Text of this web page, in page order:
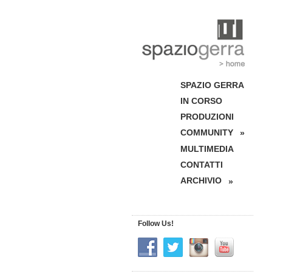
SPAZIO GERRA
IN CORSO
PRODUZIONI
COMMUNITY
»
MULTIMEDIA
CONTATTI
ARCHIVIO
»
Follow Us!